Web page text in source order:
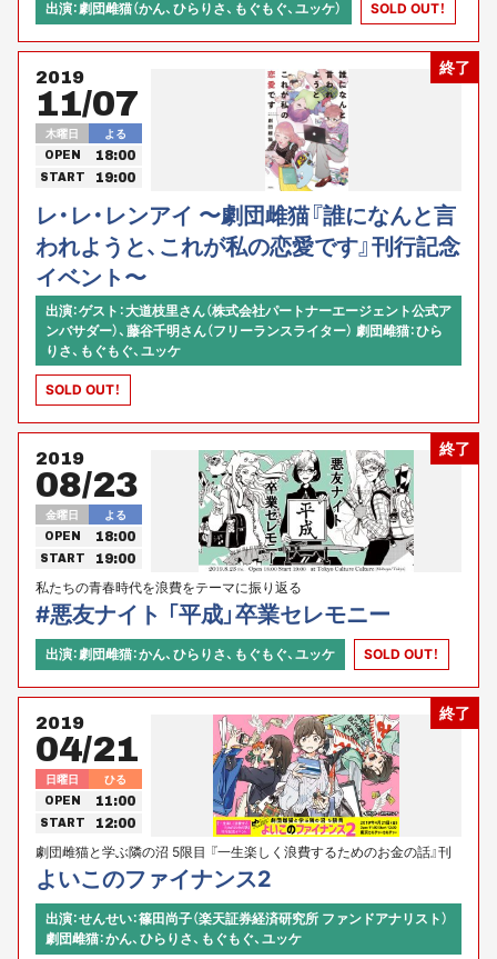
出演：劇団雌猫（かん、ひらりさ、もぐもぐ、ユッケ） SOLD OUT！
終了
2019
11/07
木曜日 よる
OPEN 18:00
START 19:00
レ・レ・レンアイ 〜劇団雌猫『誰になんと言
われようと、これが私の恋愛です』刊行記念
イベント〜
出演：ゲスト：大道枝里さん（株式会社パートナーエージェント公式ア
ンバサダー）、藤谷千明さん（フリーランスライター） 劇団雌猫：ひら
りさ、もぐもぐ、ユッケ
SOLD OUT！
終了
2019
08/23
金曜日 よる
OPEN 18:00
START 19:00
私たちの青春時代を浪費をテーマに振り返る
#悪友ナイト 「平成」卒業セレモニー
出演：劇団雌猫：かん、ひらりさ、もぐもぐ、ユッケ SOLD OUT！
終了
2019
04/21
日曜日 ひる
OPEN 11:00
START 12:00
劇団雌猫と学ぶ隣の沼 5限目 『一生楽しく浪費するためのお金の話』刊
行記念イベント
よいこのファイナンス2
出演：せんせい：篠田尚子（楽天証券経済研究所 ファンドアナリスト）
劇団雌猫：かん、ひらりさ、もぐもぐ、ユッケ